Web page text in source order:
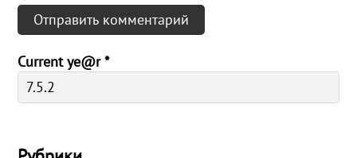
Current ye@r*